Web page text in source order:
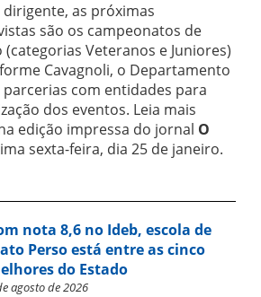
as próximas
são os campeonatos de
Veteranos e Juniores)
Cavagnoli, o Departamento
com entidades para
dos eventos. Leia mais
edição impressa do jornal O
sexta-feira, dia 25 de janeiro.
nota 8,6 no Ideb, escola de
Perso está entre as cinco
do Estado
agosto de 2026